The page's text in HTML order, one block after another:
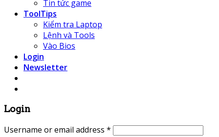
Tin tức game
ToolTips
Kiểm tra Laptop
Lệnh và Tools
Vào Bios
Login
Newsletter
Login
Username or email address *